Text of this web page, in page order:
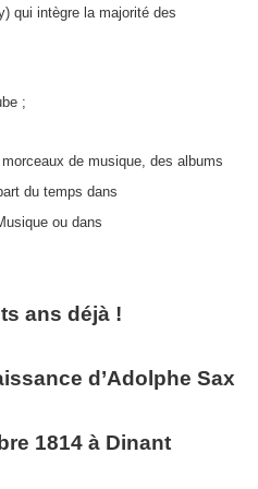
qui intègre la majorité des
;
de musique, des albums
du temps dans
ou dans
ans déjà !
d’Adolphe Sax
1814 à Dinant